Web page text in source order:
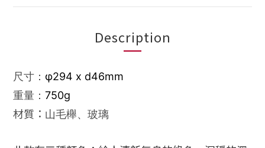
Description
尺寸： φ294 x d46mm
重量： 750g
材質： 山毛櫸、玻璃